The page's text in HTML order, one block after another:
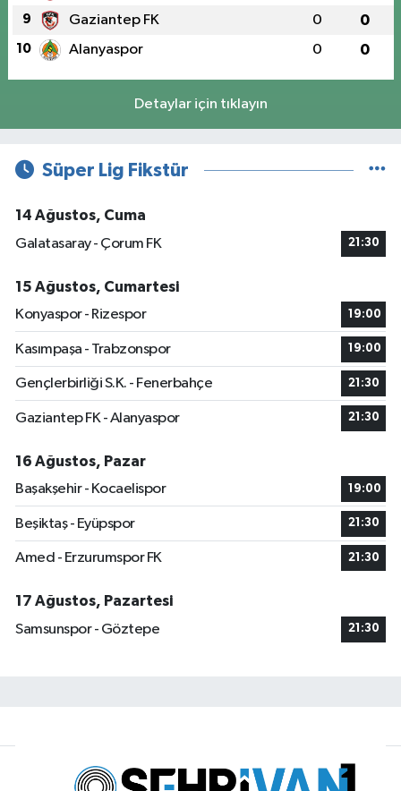
9 Gaziantep FK 0 0
10 Alanyaspor 0 0
Detaylar için tıklayın
Süper Lig Fikstür
14 Ağustos, Cuma
Galatasaray - Çorum FK
21:30
15 Ağustos, Cumartesi
Konyaspor - Rizespor
19:00
Kasımpaşa - Trabzonspor 19:00
Gençlerbirliği S.K. - Fenerbahçe 21:30
Gaziantep FK - Alanyaspor 21:30
16 Ağustos, Pazar
Başakşehir - Kocaelispor
19:00
Beşiktaş - Eyüpspor 21:30
Amed - Erzurumspor FK 21:30
17 Ağustos, Pazartesi
Samsunspor - Göztepe
21:30